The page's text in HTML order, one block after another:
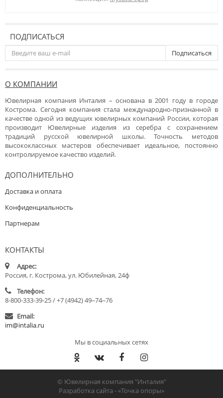
ПОДПИСАТЬСЯ
Подписаться
О КОМПАНИИ
Ювелирная компания Инталия – основана в 2001 году в городе
Кострома. Сегодня компания стала международно-признанной в
качестве одной из ведущих ювелирных компаний России, которая
производит Ювелирные изделия из серебра с сохранением
традиций русской ювелирной школы. Точность методов
высококлассных мастеров обеспечивает идеальное, постоянно
контролируемое качество изделий.
ДОПОЛНИТЕЛЬНО
Доставка и оплата
Конфиденциальность
Партнерам
КОНТАКТЫ
Адрес:
Россия, г. Кострома, ул. Юбилейная, 24ф
Телефон:
8-800-333-39-25 / +7 (4942) 49‒74‒76
Email:
im@intalia.ru
Мы в социальных сетях
© Ювелирная компания "Инталия"
Разработка сайта -«Точка опоры»